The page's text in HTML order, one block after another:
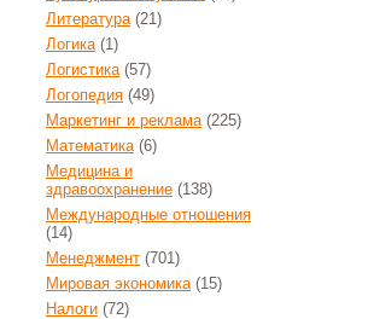
Литература(21)
Логика(1)
Логистика(57)
Логопедия (49)
Маркетинг и реклама(225)
Математика(6)
Медицина и
здравоохранение (138)
Международные отношения
(14)
Менеджмент (701)
Мировая экономика(15)
Налоги (72)